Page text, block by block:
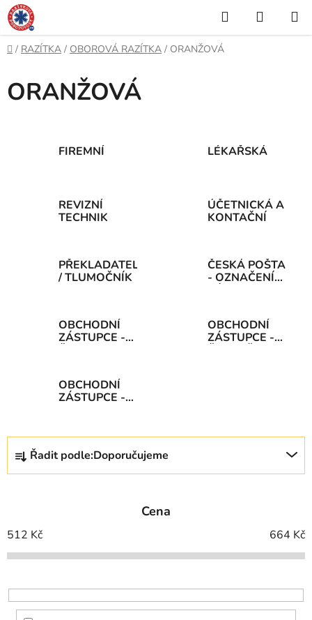
Přejít
na
obsah
Hledat
KOŠÍK
Domů
/ RAZÍTKA / OBOROVÁ RAZÍTKA / ORANŽOVÁ
ORANŽOVÁ
FIREMNÍ LÉKAŘSKÁ
REVIZNÍ
TECHNIK
ÚČETNICKÁ A
KONTAČNÍ
PŘEKLADATEL
/ TLUMOČNÍK
ČESKÁ POŠTA
- OZNAČENÍ
OBCHODNÍ
ZÁSTUPCE -
OBCHODNÍ
ZÁSTUPCE -
OBCHODNÍ
ZÁSTUPCE -
Ř
z
í
p
o
d
Řadit podle:Doporučujeme
Cena
512 Kč 664 Kč